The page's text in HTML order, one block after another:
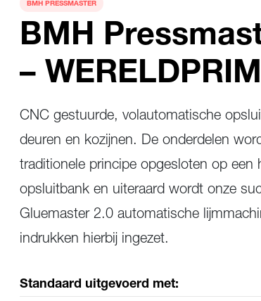
BMH PRESSMASTER
BMH
–
CNC gestuurde, volautomatische
deuren en kozijnen. De onderdelen
traditionele principe opgesloten op een
opsluitbank en uiteraard wordt onze
Gluemaster 2.0 automatische
indrukken hierbij ingezet.
Standaard uitgevoerd met: